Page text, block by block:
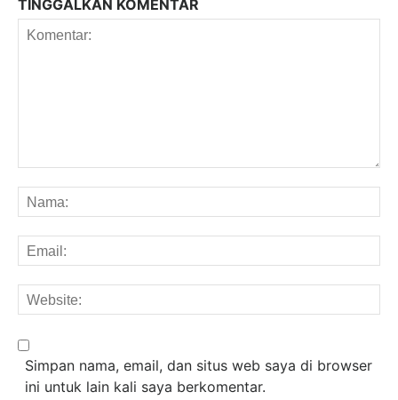
TINGGALKAN KOMENTAR
Simpan nama, email, dan situs web saya di browser
ini untuk lain kali saya berkomentar.